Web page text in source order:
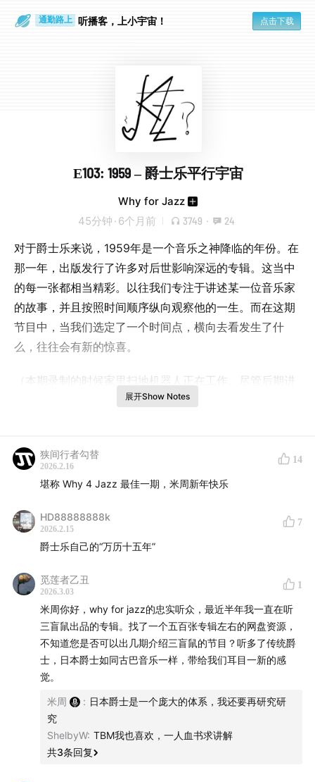
通勤路上 听播客，上小宇宙！ 点击下载
E103: 1959 – 爵士乐平行宇宙
Why for Jazz
45分钟 · 6个月前 3749 · 24
对于爵士乐来说，1959年是一个音乐之神降临的年份。在
那一年，出版发行了许多对后世影响深远的专辑。这当中
的每一张都相当精彩。以往我们专注于讲述某一位音乐家
的故事，并且按照时间顺序纵向观察他的一生。而在这期
节目中，当我们选定了一个时间点，横向去看发生了什
么，往往会有新的惊喜。
（本期录制的时候家里扫地机器人正在工作。尽管后期进
行了处理但是仍然能够听到扫地机器人的声音。在大家享
今年十一假期，Why for Jazz 联合 SEAIC 法国中欧艺术
创新中心发起了一个针对
巴黎和波尔多的法国旅行团
将与建筑艺术学者，我的太太
国，开启一趟沉浸式的以爵士乐，建筑，红酒和文化学习
交流为主线的全景之旅。旅行团即可开始报名，计划招募
15位同行者。有兴趣的朋友可以点击上面链接，或直接添
加下面二维码进行咨询。期待十一相见。
展开Show Notes
狭间行者勾替
2026.2.16
14
堪称 Why 4 Jazz 最佳一期，米周新年快乐
HD88888888k
2026.2.15
7
爵士乐自己的“万历十五年”
觅莲者乙丑
2026.3.03
1
米周你好，why for jazz的忠实听众，最近半年我一直在听
三盲鼠出品的专辑。找了一个五百张专辑左右的网盘资源，
不知道您是否可以出几期介绍三盲鼠的节目？听多了传统爵
士，日本爵士如同古巴音乐一样，带给我们耳目一新的感
觉。
米周 : 日本爵士是一个庞大的体系，我还要再研究研
究
ShelbyW: TBM我也喜欢，一人血书求讲解
共3条回复